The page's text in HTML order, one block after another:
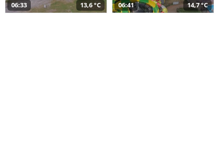
06:33 13,6 °C 06:41 14,7 °C